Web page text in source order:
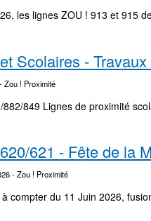
les lignes ZOU ! 913 et 915
Scolaires -
- Zou ! Proximité
849 Lignes de proximité
621 - Fête de la
- Zou ! Proximité
compter du 11 Juin 2026,